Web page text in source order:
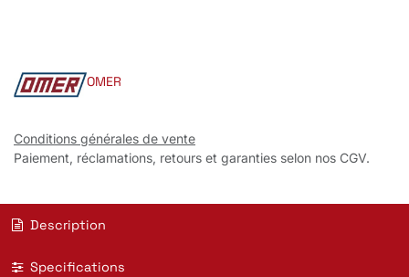
OMER
Conditions générales de vente
Paiement, réclamations, retours et garanties selon nos CGV.
Description
Specifications